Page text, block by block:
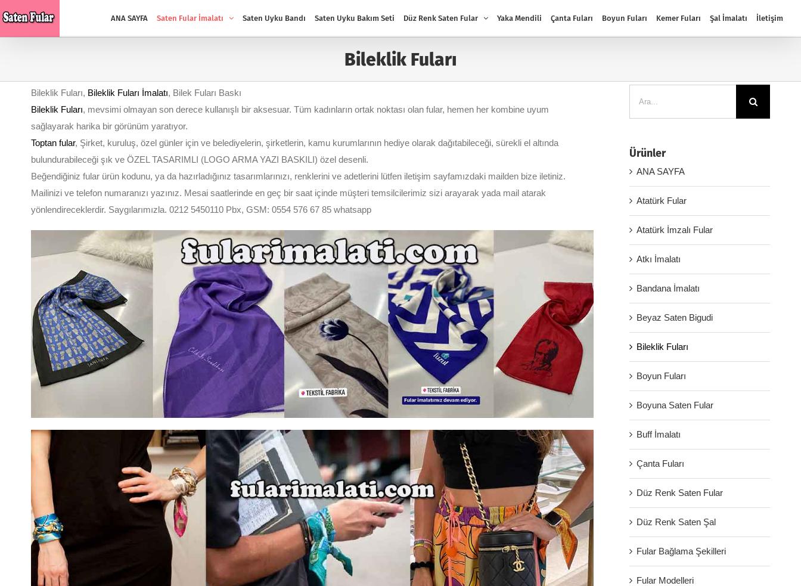
to
content
ANA SAYFA Saten Fular İmalatı Saten Uyku Bandı Saten Uyku Bakım Seti Düz Renk Saten Fular Yaka Mendili Çanta Fuları Boyun Fuları Kemer Fuları Şal İmalatı İletişim
Bileklik Fuları
Bileklik Fuları, Bileklik Fuları İmalatı, Bilek Fuları Baskı
Bileklik Fuları, mevsimi olmayan son derece kullanışlı bir aksesuar. Tüm kadınların ortak noktası olan fular, hemen her kombine uyum
sağlayarak harika bir görünüm yaratıyor.
Toptan fular, Şirket, kuruluş, özel günler için ve belediyelerin, şirketlerin, kamu kurumlarının hediye olarak dağıtabileceği, sürekli el altında
bulundurabileceği şık ve ÖZEL TASARIMLI (LOGO ARMA YAZI BASKILI) özel desenli.
Beğendiğiniz fular ürün kodunu, ya da hazırladığınız tasarımlarınızı, renklerini ve adetlerini lütfen iletişim sayfamızdaki mailden bize iletiniz.
Mailinizi ve telefon numaranızı yazınız. Mesai saatlerinde en geç bir saat içinde müşteri temsilcilerimiz sizi arayarak yada mail atarak
yönlendireceklerdir. Saygılarımızla. 0212 5450110 Pbx, GSM: 0554 576 67 85 whatsapp
Ürünler
ANA SAYFA
Atatürk Fular
Atatürk İmzalı Fular
Atkı İmalatı
Bandana İmalatı
Beyaz Saten Bigudi
Bileklik Fuları
Boyun Fuları
Boyuna Saten Fular
Buff İmalatı
Çanta Fuları
Düz Renk Saten Fular
Düz Renk Saten Şal
Fular Bağlama Şekilleri
Fular Modelleri